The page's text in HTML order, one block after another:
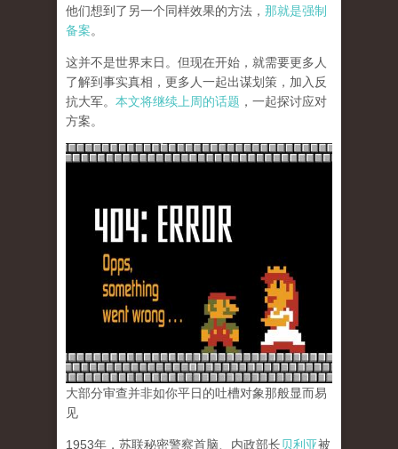
他们想到了另一个同样效果的方法， 那就是强制
备案。
这并不是世界末日。但现在开始，就需要更多人
了解到事实真相，更多人一起出谋划策，加入反
抗大军。 本文将继续上周的话题 ，一起探讨应对
方案。
大部分审查并非如你平日的吐槽对象那般显而易
见
1953年，苏联秘密警察首脑、内政部长贝利亚被